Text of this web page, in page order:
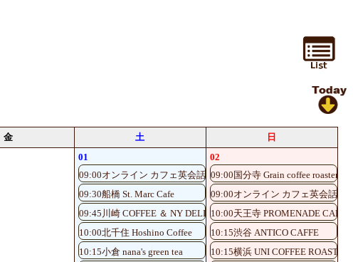
金 土
日
01
09:00オンライン カフェ英会話♪
09:30船橋 St. Marc Cafe
09:45川崎 COFFEE ＆ NY DELI CAFE NOLITA
10:00北千住 Hoshino Coffee
10:15小倉 nana's green tea
02
09:00国分寺 Grain coffee roaster
09:00オンライン カフェ英会話♪
10:00天王寺 PROMENADE CAFE
10:15渋谷 ANTICO CAFFE
10:15横浜 UNI COFFEE